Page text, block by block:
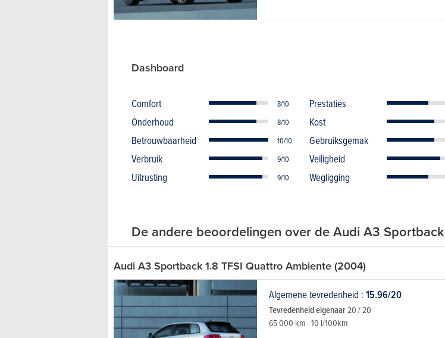
Dashboard
Comfort 8/10 Prestaties
Onderhoud 8/10 Kost
Betrouwbaarheid 10/10 Gebruiksgemak
Verbruik 9/10 Veiligheid
Uitrusting 9/10 Wegligging
De andere beoordelingen over de Audi A3 Sportback
Audi A3 Sportback 1.8 TFSI Quattro Ambiente (2004)
Algemene tevredenheid : 15.96/20
Tevredenheid eigenaar20 / 20
65 000 km - 10 l/100km